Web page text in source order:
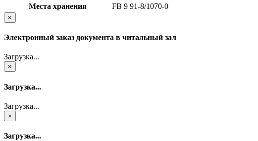
Места хранения
FB 9 91-8/1070-0
×
Электронный заказ документа в читальный зал
Загрузка...
×
Загрузка...
Загрузка...
×
Загрузка...